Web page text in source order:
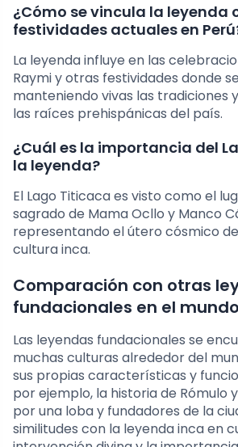
¿Cómo se vincula la leyenda
festividades actuales en
La leyenda influye en las
Raymi y otras festividades donde
manteniendo vivas las tradiciones
las raíces prehispánicas del país.
¿Cuál es la importancia del
la leyenda?
El Lago Titicaca es visto como el
sagrado de Mama Ocllo y Manco
representando el útero cósmico
cultura inca.
Comparación con otras
fundacionales en el mundo
Las leyendas fundacionales se
muchas culturas alrededor del
sus propias características y
por ejemplo, la historia de Rómulo
por una loba y fundadores de la
similitudes con la leyenda inca en